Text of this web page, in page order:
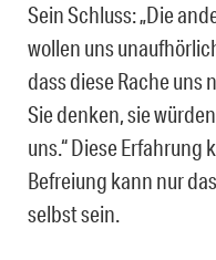
Sein Schluss: „Die
wollen uns
dass diese Rache
Sie denken, sie
uns.“ Diese
Befreiung kann nur
selbst sein.